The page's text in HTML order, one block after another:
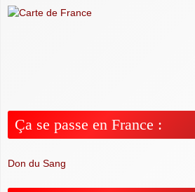
Ça se passe en France :
Don du Sang